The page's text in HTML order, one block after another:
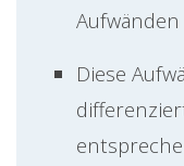
Aufwänden
Diese